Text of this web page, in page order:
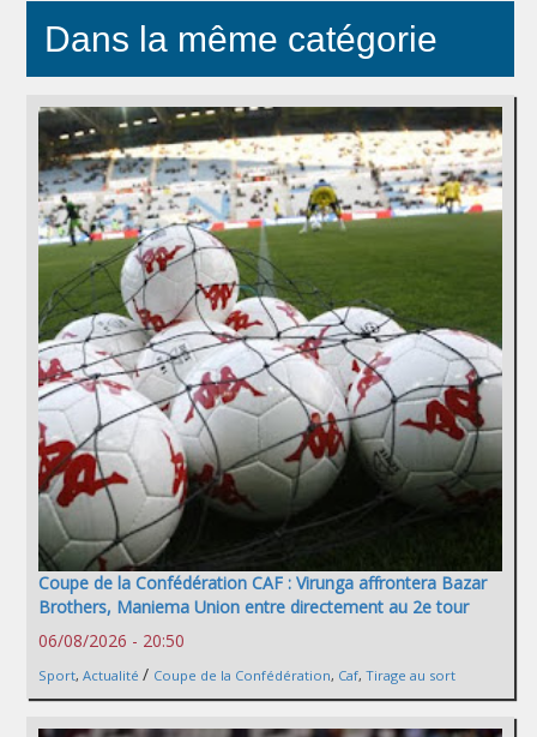
Dans la même catégorie
Coupe de la Confédération CAF : Virunga affrontera Bazar
Brothers, Maniema Union entre directement au 2e tour
06/08/2026 - 20:50
Sport, Actualité / Coupe de la Confédération, Caf, Tirage au sort